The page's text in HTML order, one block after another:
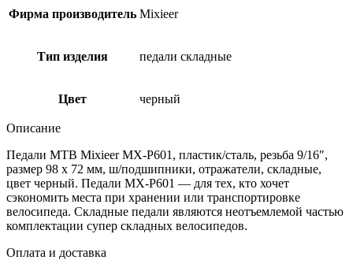
Фирма производитель Mixieer
Тип изделия педали складные
Цвет черный
Описание
Педали МТВ Mixieer MX-P601, пластик/сталь, резьба 9/16″,
размер 98 х 72 мм, ш/подшипники, отражатели, складные,
цвет черный. Педали MX-P601 — для тех, кто хочет
сэкономить места при хранении или транспортировке
велосипеда. Складные педали являются неотъемлемой частью
комплектации супер складных велосипедов.
Оплата и доставка